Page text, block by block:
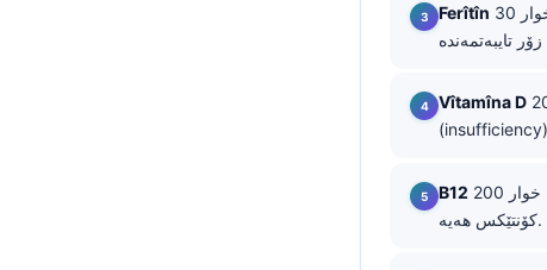
Ferîtîn
Vîtamîna D
B12
کۆنتێکس هەیە.